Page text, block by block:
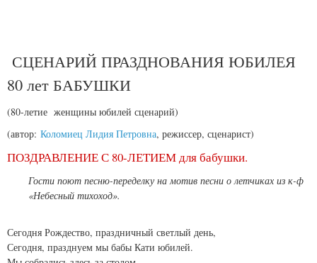
СЦЕНАРИЙ ПРАЗДНОВАНИЯ ЮБИЛЕЯ
80 лет БАБУШКИ
(80-летие женщины юбилей сценарий)
(автор: Коломиец Лидия Петровна, режиссер, сценарист)
ПОЗДРАВЛЕНИЕ С 80-ЛЕТИЕМ для бабушки.
Гости поют песню-переделку на мотив песни о летчиках из к-ф
«Небесный тихоход».
Сегодня Рождество, праздничный светлый день,
Сегодня, празднуем мы бабы Кати юбилей.